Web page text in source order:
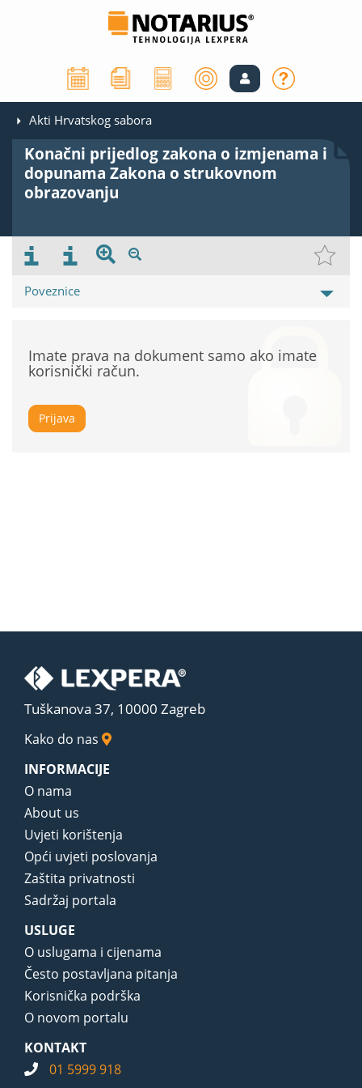
Akti Hrvatskog sabora
Konačni prijedlog zakona o izmjenama i
dopunama Zakona o strukovnom
obrazovanju
Poveznice
Imate prava na dokument samo ako imate
korisnički račun.
Prijava
Tuškanova 37, 10000 Zagreb
Kako do nas
INFORMACIJE
O nama
About us
Uvjeti korištenja
Opći uvjeti poslovanja
Zaštita privatnosti
Sadržaj portala
USLUGE
O uslugama i cijenama
Često postavljana pitanja
Korisnička podrška
O novom portalu
KONTAKT
01 5999 918